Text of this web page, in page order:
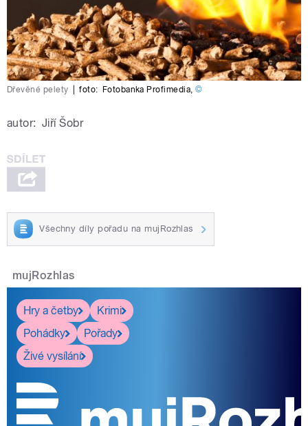
Dřevěné pelety foto: Fotobanka Profimedia ,©
autor: Jiří Šobr
Všechny díly pořadu na mujRozhlas
mujRozhlas
Hry a četby
Krimi
Pohádky
Pořady
Živé vysílání